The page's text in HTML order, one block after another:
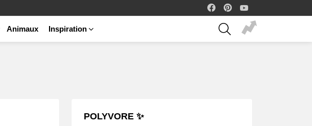
facebook
Animaux Inspiration
SEARCH
POLYVORE ✨